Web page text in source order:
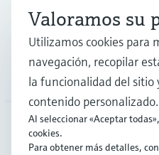
Soporte
Compañía
ESP•Español
Valoramos su
Utilizamos cookies para
navegación, recopilar
la funcionalidad del sitio
contenido personalizado.
Al seleccionar «Aceptar
cookies.
Para obtener más detalles,